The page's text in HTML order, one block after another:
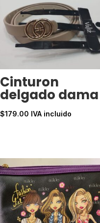
Cinturon
delgado dama
$179.00 IVA incluido